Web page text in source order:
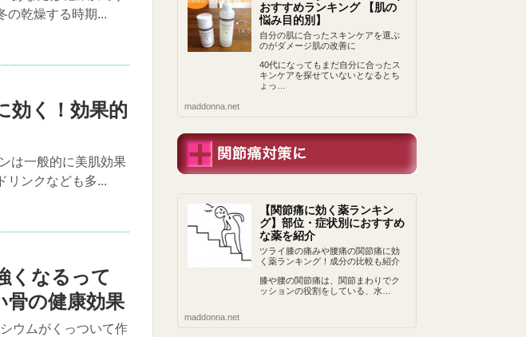
の乾燥する時期...
効く！効果的
は一般的に美肌効果
リンクなども多...
くなるって
骨の健康効果
ウムがくっついて作
おすすめランキング 【肌の
悩み目的別】
自分の肌に合ったスキンケアを選ぶ
のがダメージ肌の改善に
40代になってもまだ自分に合ったス
キンケアを探せていないとなるとち
ょっ…
maddonna.net
【関節痛に効く薬ランキン
グ】部位・症状別におすすめ
な薬を紹介
ツライ膝の痛みや腰痛の関節痛に効
く薬ランキング！成分の比較も紹介
膝や腰の関節痛は、関節まわりでク
ッションの役割をしている、水…
maddonna.net